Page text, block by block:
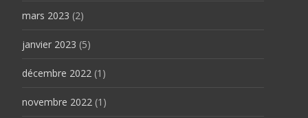
mars 2023 (2)
janvier 2023 (5)
décembre 2022 (1)
novembre 2022 (1)